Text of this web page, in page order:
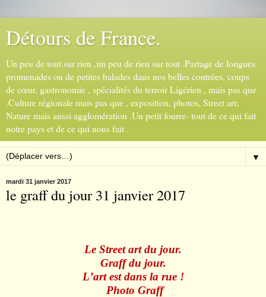
Détours de France.
Un peu de tout sur rien ,un peu de rien sur tout .Partage de longues
promenades ou de petites balades dans nos belles contrées, coups
de cœur, gastronomie , spécialités du terroir Ligérien , mais pas que
.Culture régionale mais pas que , exposition, photos, Street art;
Nature mais aussi agglomération .Un petit fourre- tout de ce qui fait
notre pays et de ce qui nous fait .
▼
mardi 31 janvier 2017
le graff du jour 31 janvier 2017
Le Street art du jour.
Graff du jour.
L’art est dans la rue !
Photo Graff